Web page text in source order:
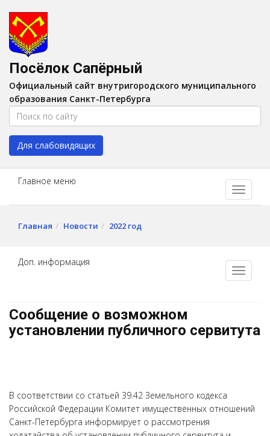
Изображения:
Цвет:A A
Посёлок Сапёрный
Официальный сайт внутригородского муниципального
образования Санкт-Петербурга
Для слабовидящих
Главное меню
Главная Новости 2022 год
Доп. информация
Сообщение о возможном
установлении публичного сервитута
В соответствии со статьей 39.42 Земельного кодекса
Российской Федерации Комитет имущественных отношений
Санкт-Петербурга информирует о рассмотрения